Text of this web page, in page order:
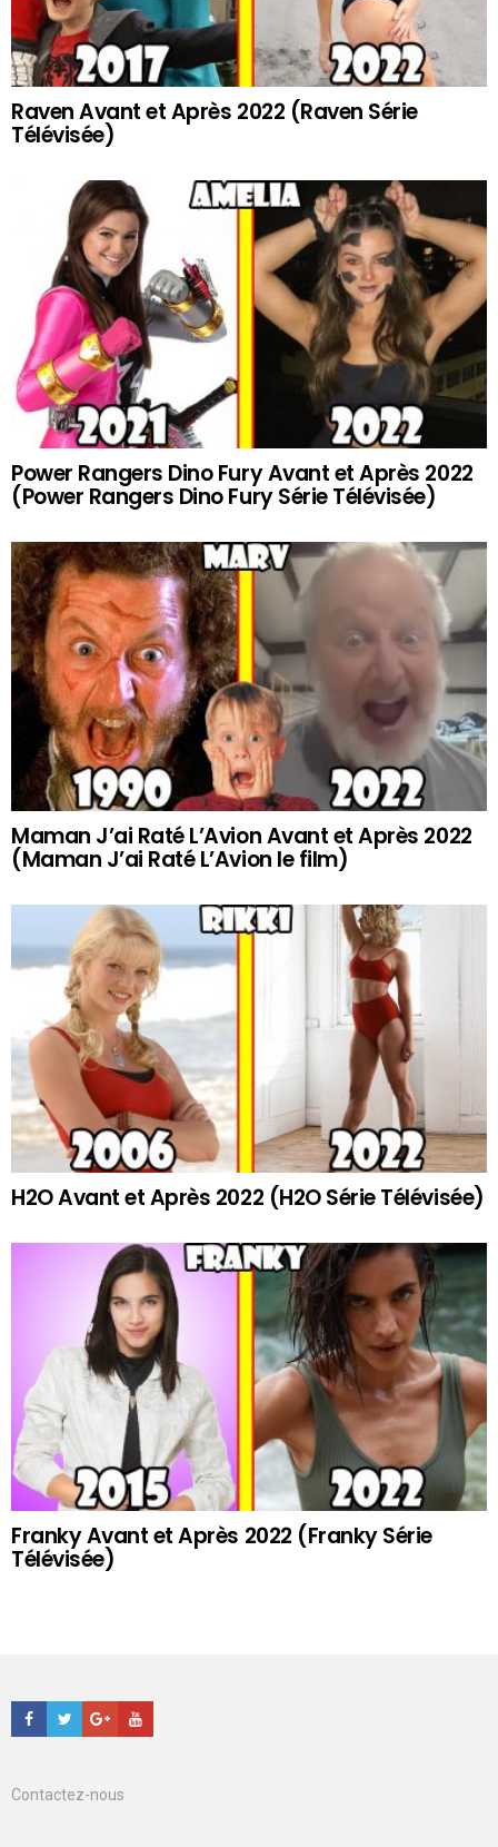
Raven Avant et Après 2022 (Raven Série
Télévisée)
Power Rangers Dino Fury Avant et Après 2022
(Power Rangers Dino Fury Série Télévisée)
Maman J’ai Raté L’Avion Avant et Après 2022
(Maman J’ai Raté L’Avion le film)
H2O Avant et Après 2022 (H2O Série Télévisée)
Franky Avant et Après 2022 (Franky Série
Télévisée)
Facebook
TwitterGoogle+Youtube
Contactez-nous